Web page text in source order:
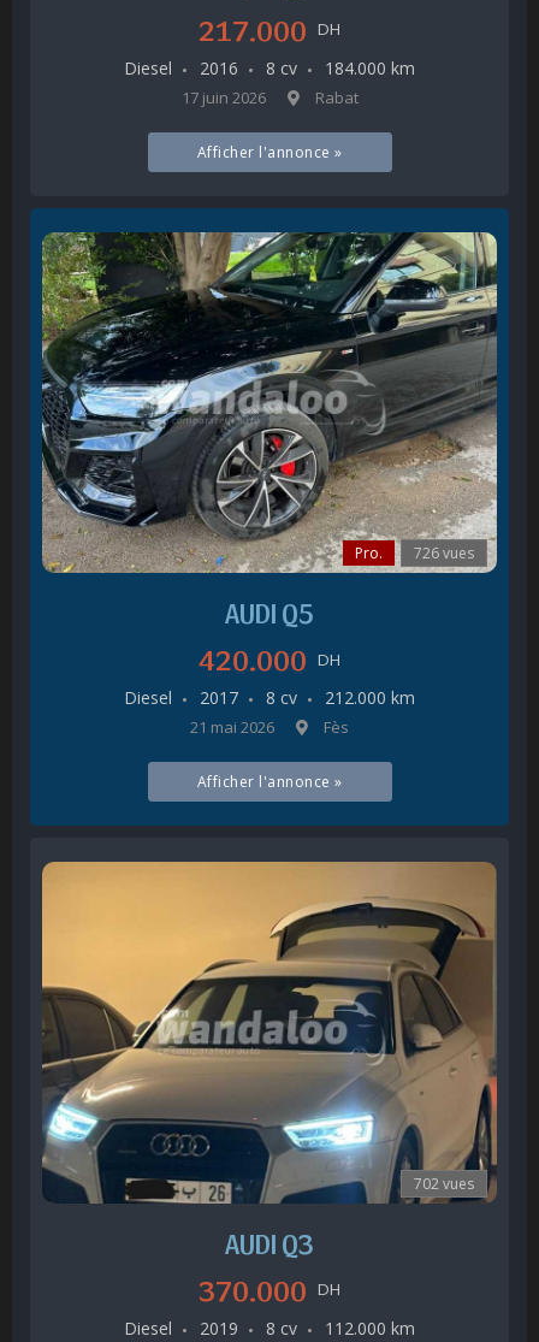
217.000 DH
Diesel 2016 8 cv 184.000 km
17 juin 2026 Rabat
Afficher l'annonce »
Pro. 726 vues
AUDI Q5
420.000 DH
Diesel 2017 8 cv 212.000 km
21 mai 2026 Fès
Afficher l'annonce »
702 vues
AUDI Q3
370.000 DH
Diesel 2019 8 cv 112.000 km